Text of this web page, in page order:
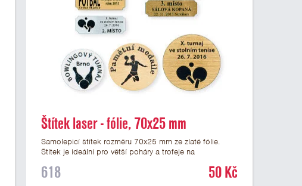
Štítek laser - fólie, 70x25 mm
Samolepicí štítek rozměru 70x25 mm ze zlaté fólie.
Štítek je ideální pro větší poháry a trofeje na
vypálit libovolné logo nebo text. U textu doporučujeme
618 50 Kč